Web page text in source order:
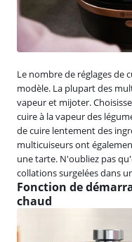
Le nombre de réglages de
modèle. La plupart des
vapeur et mijoter.
cuire à la vapeur des
de cuire lentement des
multicuiseurs ont
une tarte. N'oubliez pas
collations surgelées dans
Fonction de
chaud